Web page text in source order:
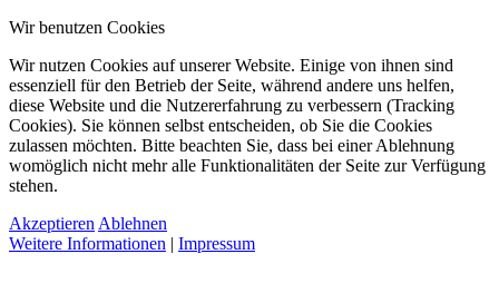
Wir benutzen Cookies
Wir nutzen Cookies auf unserer Website. Einige von ihnen sind
essenziell für den Betrieb der Seite, während andere uns helfen,
diese Website und die Nutzererfahrung zu verbessern (Tracking
Cookies). Sie können selbst entscheiden, ob Sie die Cookies
zulassen möchten. Bitte beachten Sie, dass bei einer Ablehnung
womöglich nicht mehr alle Funktionalitäten der Seite zur Verfügung
stehen.
Akzeptieren Ablehnen
Weitere Informationen | Impressum